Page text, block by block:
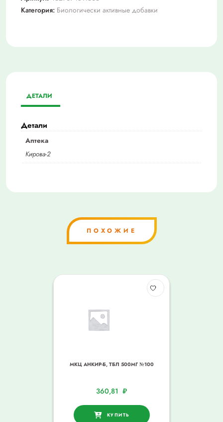
Категория: Биологически активные добавки
ДЕТАЛИ
Детали
Аптека
Кирова-2
ПОХОЖИЕ
МКЦ АНКИР-Б, ТБЛ 500МГ №100
360,81 ₽
КУПИТЬ